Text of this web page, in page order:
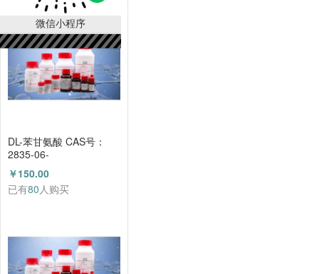
微信小程序
DL-苯甘氨酸 CAS号：
2835-06-
5（HZ52000788）
￥150.00
已有80人购买